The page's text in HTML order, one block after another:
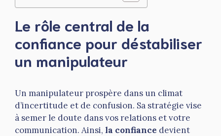
Le rôle central de la
confiance pour déstabiliser
un manipulateur
Un manipulateur prospère dans un climat
d’incertitude et de confusion. Sa stratégie vise
à semer le doute dans vos relations et votre
communication. Ainsi, la confiance devient